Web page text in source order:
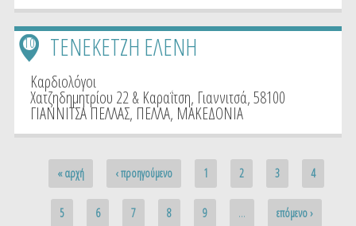
ΤΕΝΕΚΕΤΖΗ ΕΛΕΝΗ
10
Καρδιολόγοι
Χατζηδημητρίου 22 & Καραΐτση, Γιαννιτσά, 58100
ΓΙΑΝΝΙΤΣΑ ΠΕΛΛΑΣ, ΠΕΛΛΑ, ΜΑΚΕΔΟΝΙΑ
« αρχή ‹ προηγούμενο 1 2 3 4
5 6 7 8 9 … επόμενο ›